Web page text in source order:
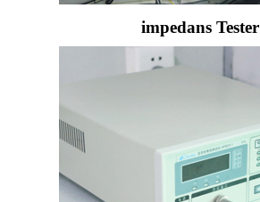
impedans Tester